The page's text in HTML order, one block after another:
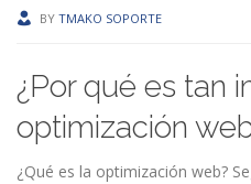
BY TMAKO SOPORTE
¿Por qué es tan
optimización
¿Qué es la optimización web?